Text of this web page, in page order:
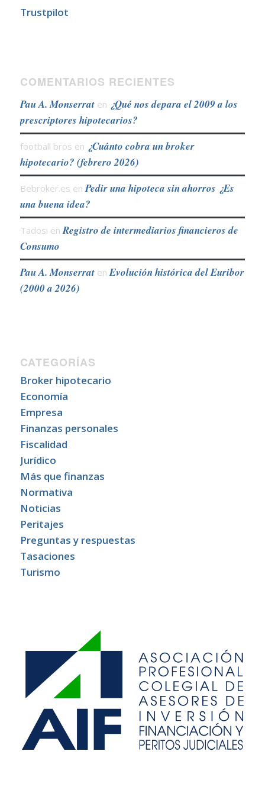
Trustpilot
COMENTARIOS RECIENTES
Pau A. Monserraten ¿Qué nos depara el 2009 a los
prescriptores hipotecarios?
football bros en ¿Cuánto cobra un broker
hipotecario? (febrero 2026)
Bebroker.es en Pedir una hipoteca sin ahorros ¿Es
una buena idea?
Tadosi en Registro de intermediarios financieros de
Consumo
Pau A. Monserraten Evolución histórica del Euribor
(2000 a 2026)
CATEGORÍAS
Broker hipotecario
Economía
Empresa
Finanzas personales
Fiscalidad
Jurídico
Más que finanzas
Normativa
Noticias
Peritajes
Preguntas y respuestas
Tasaciones
Turismo